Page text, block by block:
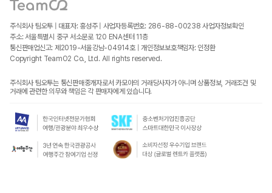
주식회사 팀오투 | 대표자: 홍성주 | 사업자등록번호: 286-88-00238 사업자정보확인
주소: 서울특별시 중구 서소문로 120 ENA센터 11층
통신판매업신고: 제2019-서울강남-04914호 | 개인정보보호책임자: 인정환
Copyright TeamO2 Co., Ltd. All rights reserved.
주식회사 팀오투는 통신판매중개자로서 카모아의 거래당사자가 아니며 상품정보, 거래조건 및
거래에 관련한 의무와 책임은 각 판매자에게 있습니다.